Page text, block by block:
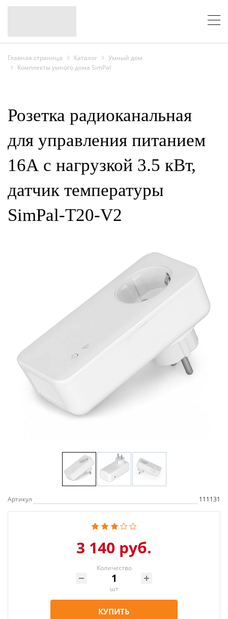
Главная страница Каталог
Умный дом
Комплекты умного дома SimPal
Розетка радиоканальная
для управления питанием
16А с нагрузкой 3.5 кВт,
датчик температуры
SimPal-T20-V2
Артикул 111131
3 140 руб.
Количество
шт
КУПИТЬ